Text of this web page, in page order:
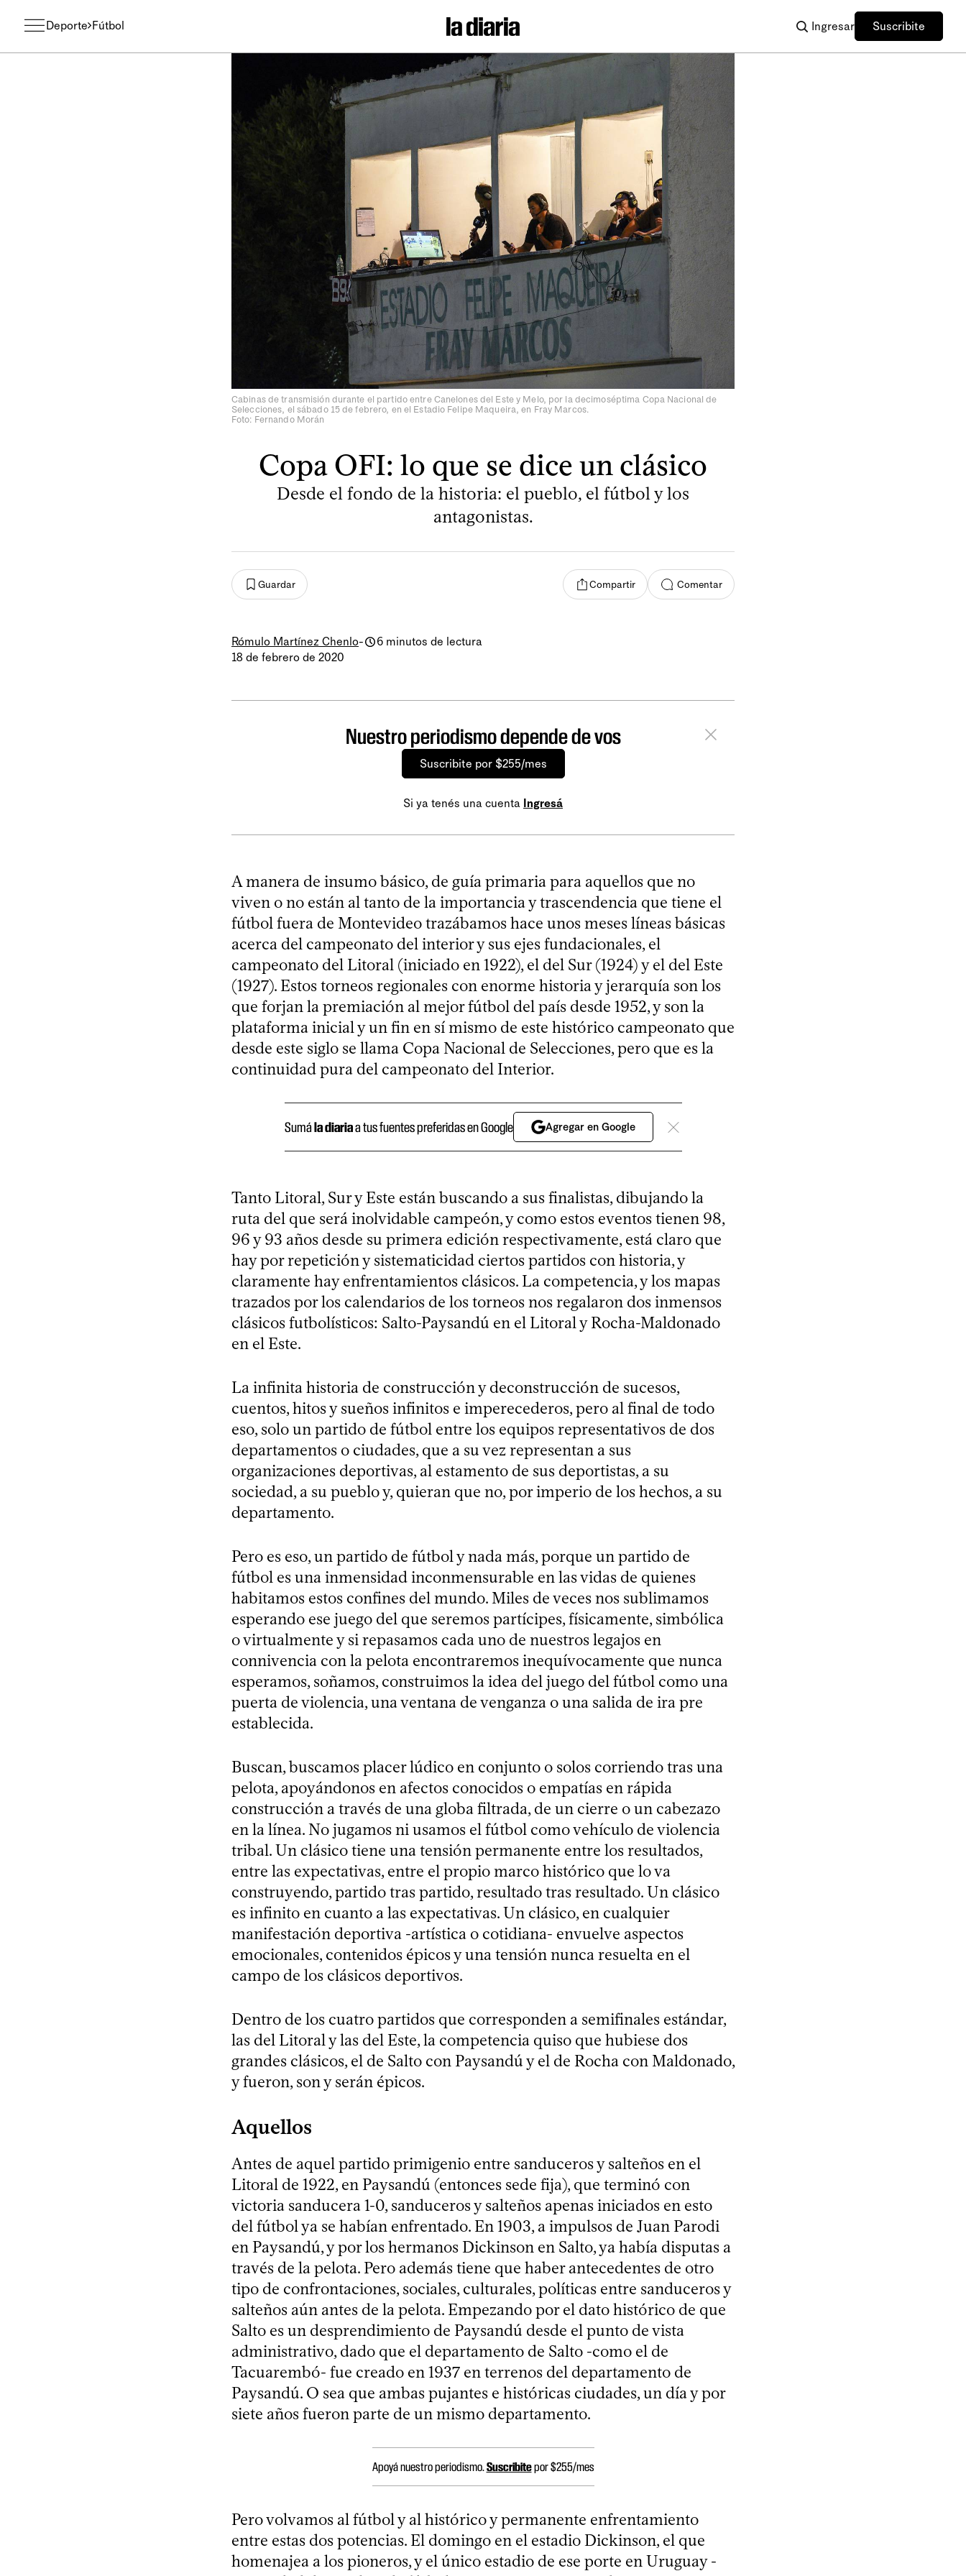
Deporte Fútbol Ingresar Suscribite
Cabinas de transmisión durante el partido entre Canelones del Este y Melo, por la decimoséptima Copa Nacional de
Selecciones, el sábado 15 de febrero, en el Estadio Felipe Maqueira, en Fray Marcos.
Foto: Fernando Morán
Copa OFI: lo que se dice un clásico
Desde el fondo de la historia: el pueblo, el fútbol y los
antagonistas.
Guardar Compartir Comentar
Rómulo Martínez Chenlo-
6 minutos de lectura
18 de febrero de 2020
Nuestro periodismo depende de vos
Suscribite por $255/mes
Si ya tenés una cuenta Ingresá
A manera de insumo básico, de guía primaria para aquellos que no
viven o no están al tanto de la importancia y trascendencia que tiene el
fútbol fuera de Montevideo trazábamos hace unos meses líneas básicas
acerca del campeonato del interior y sus ejes fundacionales, el
campeonato del Litoral (iniciado en 1922), el del Sur (1924) y el del Este
(1927). Estos torneos regionales con enorme historia y jerarquía son los
que forjan la premiación al mejor fútbol del país desde 1952, y son la
plataforma inicial y un fin en sí mismo de este histórico campeonato que
desde este siglo se llama Copa Nacional de Selecciones, pero que es la
continuidad pura del campeonato del Interior.
Sumála diariaa tus fuentes preferidas en Google Agregar en Google
Tanto Litoral, Sur y Este están buscando a sus finalistas, dibujando la
ruta del que será inolvidable campeón, y como estos eventos tienen 98,
96 y 93 años desde su primera edición respectivamente, está claro que
hay por repetición y sistematicidad ciertos partidos con historia, y
claramente hay enfrentamientos clásicos. La competencia, y los mapas
trazados por los calendarios de los torneos nos regalaron dos inmensos
clásicos futbolísticos: Salto-Paysandú en el Litoral y Rocha-Maldonado
en el Este.
La infinita historia de construcción y deconstrucción de sucesos,
cuentos, hitos y sueños infinitos e imperecederos, pero al final de todo
eso, solo un partido de fútbol entre los equipos representativos de dos
departamentos o ciudades, que a su vez representan a sus
organizaciones deportivas, al estamento de sus deportistas, a su
sociedad, a su pueblo y, quieran que no, por imperio de los hechos, a su
departamento.
Pero es eso, un partido de fútbol y nada más, porque un partido de
fútbol es una inmensidad inconmensurable en las vidas de quienes
habitamos estos confines del mundo. Miles de veces nos sublimamos
esperando ese juego del que seremos partícipes, físicamente, simbólica
o virtualmente y si repasamos cada uno de nuestros legajos en
connivencia con la pelota encontraremos inequívocamente que nunca
esperamos, soñamos, construimos la idea del juego del fútbol como una
puerta de violencia, una ventana de venganza o una salida de ira pre
establecida.
Buscan, buscamos placer lúdico en conjunto o solos corriendo tras una
pelota, apoyándonos en afectos conocidos o empatías en rápida
construcción a través de una globa filtrada, de un cierre o un cabezazo
en la línea. No jugamos ni usamos el fútbol como vehículo de violencia
tribal. Un clásico tiene una tensión permanente entre los resultados,
entre las expectativas, entre el propio marco histórico que lo va
construyendo, partido tras partido, resultado tras resultado. Un clásico
es infinito en cuanto a las expectativas. Un clásico, en cualquier
manifestación deportiva -artística o cotidiana- envuelve aspectos
emocionales, contenidos épicos y una tensión nunca resuelta en el
campo de los clásicos deportivos.
Dentro de los cuatro partidos que corresponden a semifinales estándar,
las del Litoral y las del Este, la competencia quiso que hubiese dos
grandes clásicos, el de Salto con Paysandú y el de Rocha con Maldonado,
y fueron, son y serán épicos.
Aquellos
Antes de aquel partido primigenio entre sanduceros y salteños en el
Litoral de 1922, en Paysandú (entonces sede fija), que terminó con
victoria sanducera 1-0, sanduceros y salteños apenas iniciados en esto
del fútbol ya se habían enfrentado. En 1903, a impulsos de Juan Parodi
en Paysandú, y por los hermanos Dickinson en Salto, ya había disputas a
través de la pelota. Pero además tiene que haber antecedentes de otro
tipo de confrontaciones, sociales, culturales, políticas entre sanduceros y
salteños aún antes de la pelota. Empezando por el dato histórico de que
Salto es un desprendimiento de Paysandú desde el punto de vista
administrativo, dado que el departamento de Salto -como el de
Tacuarembó- fue creado en 1937 en terrenos del departamento de
Paysandú. O sea que ambas pujantes e históricas ciudades, un día y por
siete años fueron parte de un mismo departamento.
Apoyá nuestro periodismo.Suscribitepor $255/mes
Pero volvamos al fútbol y al histórico y permanente enfrentamiento
entre estas dos potencias. El domingo en el estadio Dickinson, el que
homenajea a los pioneros, y el único estadio de ese porte en Uruguay -